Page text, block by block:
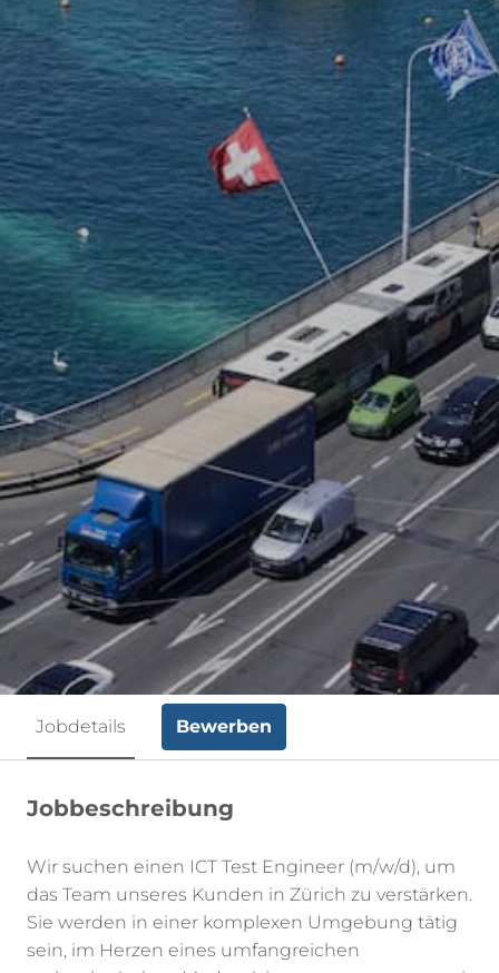
Jobdetails Bewerben
Jobbeschreibung
Wir suchen einen ICT Test Engineer (m/w/d), um
das Team unseres Kunden in Zürich zu verstärken.
Sie werden in einer komplexen Umgebung tätig
sein, im Herzen eines umfangreichen